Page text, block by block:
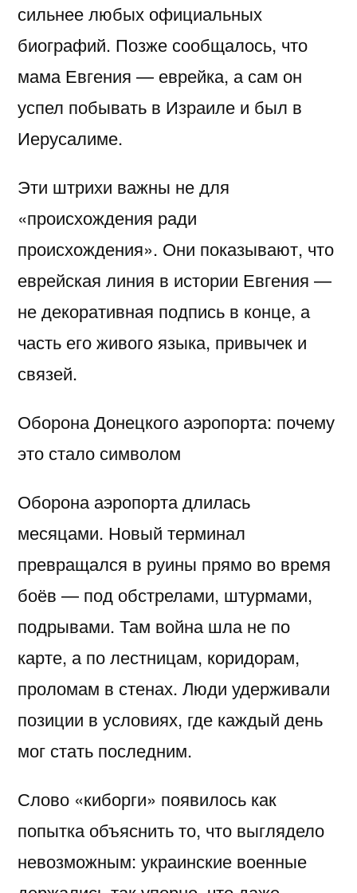
сильнее любых официальных
биографий. Позже сообщалось, что
мама Евгения — еврейка, а сам он
успел побывать в Израиле и был в
Иерусалиме.
Эти штрихи важны не для
«происхождения ради
происхождения». Они показывают, что
еврейская линия в истории Евгения —
не декоративная подпись в конце, а
часть его живого языка, привычек и
связей.
Оборона Донецкого аэропорта: почему
это стало символом
Оборона аэропорта длилась
месяцами. Новый терминал
превращался в руины прямо во время
боёв — под обстрелами, штурмами,
подрывами. Там война шла не по
карте, а по лестницам, коридорам,
проломам в стенах. Люди удерживали
позиции в условиях, где каждый день
мог стать последним.
Слово «киборги» появилось как
попытка объяснить то, что выглядело
невозможным: украинские военные